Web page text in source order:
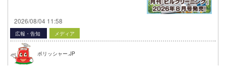
2026/08/04 11:58
広報・告知 メディア
ポリッシャー.JP